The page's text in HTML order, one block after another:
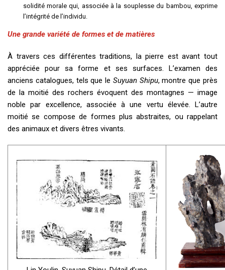
solidité morale qui, associée à la souplesse du bambou, exprime
l’intégrité de l’individu.
Une grande variété de formes et de matières
À travers ces différentes traditions, la pierre est avant tout
appréciée pour sa forme et ses surfaces. L’examen des
anciens catalogues, tels que le Suyuan Shipu, montre que près
de la moitié des rochers évoquent des montagnes — image
noble par excellence, associée à une vertu élevée. L’autre
moitié se compose de formes plus abstraites, ou rappelant
des animaux et divers êtres vivants.